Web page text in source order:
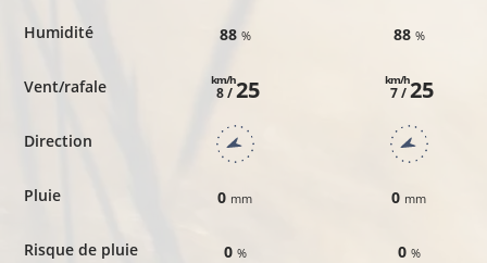
Humidité
Vent/rafale
Direction
Pluie
Risque de pluie
88 %
8 /
km/h25
0 mm
0 %
88 %
7 /
km/h25
0 mm
0 %